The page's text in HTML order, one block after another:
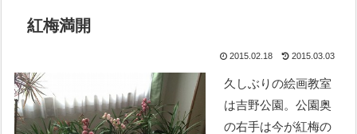
紅梅満開
2015.02.18 2015.03.03
久しぶりの絵画教室
は吉野公園。公園奥
の右手は今が紅梅の